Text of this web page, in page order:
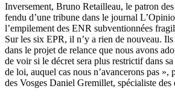
Inversement, Bruno Retailleau, le patron
fendu d’une tribune dans le journal
l’empilement des ENR subventionnées
Sur les six EPR, il n’y a rien de nouveau.
dans le projet de relance que nous avons
de voir si le décret sera plus restrictif dans
de loi, auquel cas nous n’avancerons pas »,
des Vosges Daniel Gremillet, spécialiste des